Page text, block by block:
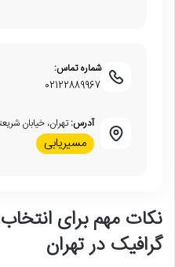
شماره تماس:
02122889967
آدرس:تهران، خیابان
مسیریابی
نکات مهم برای
گرافیک در تهران